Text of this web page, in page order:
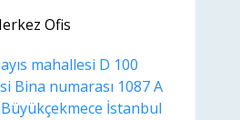
Ofis
mahallesi D 100
Bina numarası 1087 A
İstanbul